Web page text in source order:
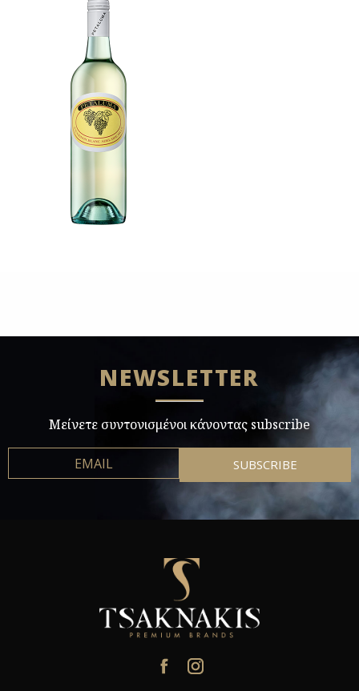
NEWSLETTER
Μείνετε συντονισμένοι κάνοντας subscribe